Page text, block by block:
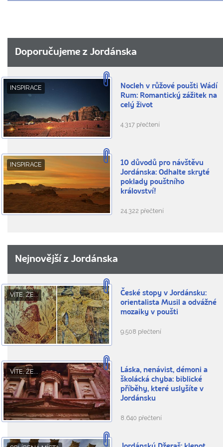
Doporučujeme z Jordánska
INSPIRACE
Nocleh v růžové poušti Wádí
Rum: Romantický zážitek na
celý život
4.317 přečtení
INSPIRACE
10 důvodů pro návštěvu
Jordánska: Odhalte skryté
poklady pouštního
království!
24.322 přečtení
Nejnovější z Jordánska
VÍTE, ŽE...
České stopy v Jordánsku:
orientalista Musil a odvážné
mozaiky v poušti
9.508 přečtení
VÍTE, ŽE...
Láska, nenávist, démoni a
školácká chyba: biblické
příběhy, které uslyšíte v
Jordánsku
8.640 přečtení